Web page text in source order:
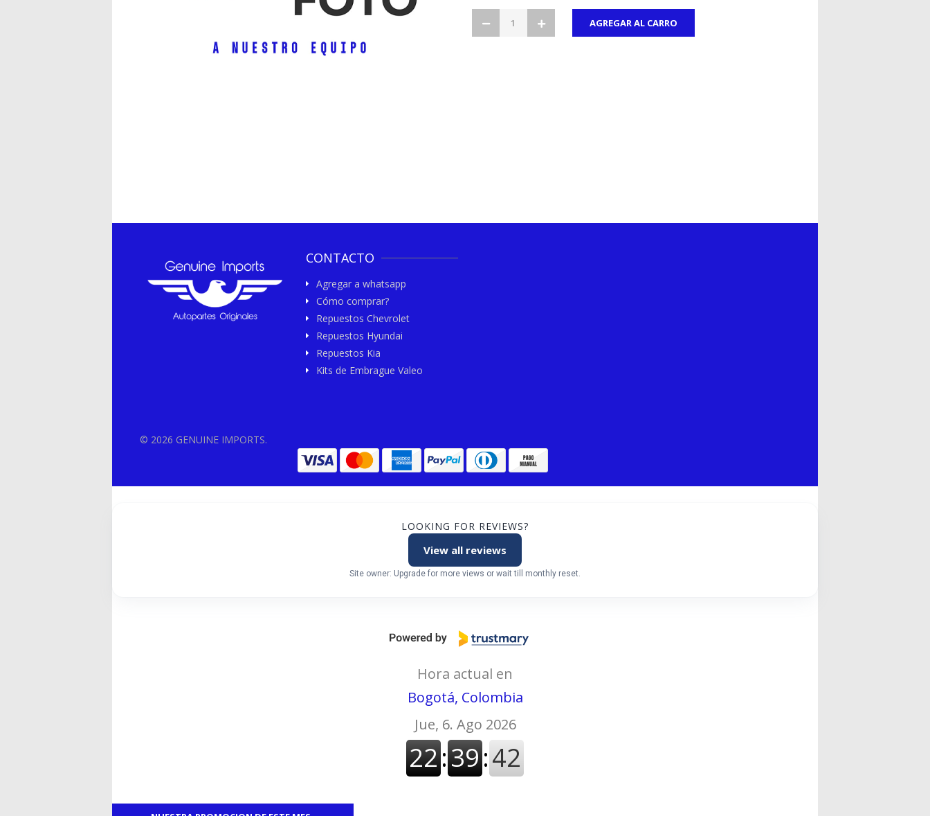
CONTACTO
Agregar a whatsapp
Cómo comprar?
Repuestos Chevrolet
Repuestos Hyundai
Repuestos Kia
Kits de Embrague Valeo
© 2026 GENUINE IMPORTS.
LOOKING FOR REVIEWS?
View all reviews
Site owner: Upgrade for more views or wait till monthly reset.
Hora actual en
Bogotá, Colombia